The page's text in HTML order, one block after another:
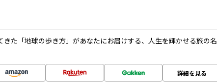
きた「地球の歩き方」があなたにお届けする、人生を輝かせる旅の名
詳細を見る